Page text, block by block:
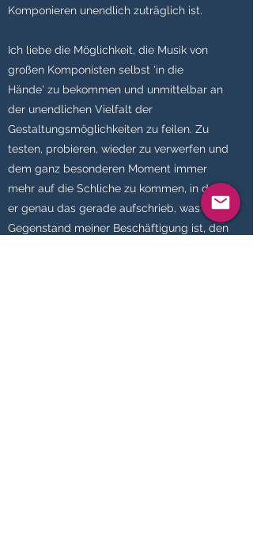
Komponieren unendlich zuträglich ist.
Ich liebe die Möglichkeit, die Musik von
großen Komponisten selbst 'in die
Hände' zu bekommen und unmittelbar an
der unendlichen Vielfalt der
Gestaltungsmöglichkeiten zu feilen. Zu
testen, probieren, wieder zu verwerfen und
dem ganz besonderen Moment immer
mehr auf die Schliche zu kommen, in dem
er genau das gerade aufschrieb, was der
Gegenstand meiner Beschäftigung ist, den